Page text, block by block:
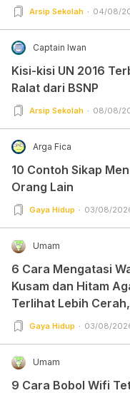
Arsip Sekolah 04/08/
Captain Iwan
Kisi-kisi UN 2016
Ralat dari BSNP
Arsip Sekolah 08/08/
Arga Fica
10 Contoh Sikap
Orang Lain
Gaya Hidup 03/08/
Umam
6 Cara Mengatasi
Kusam dan Hitam
Terlihat Lebih
Gampang Banget
Gaya Hidup 03/08/
Umam
9 Cara Bobol Wifi